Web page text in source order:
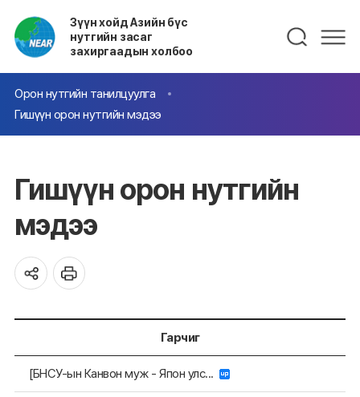
Зүүн хойд Азийн бүс
нутгийн засаг
захиргаадын холбоо
Орон нутгийн танилцуулга
Гишүүн орон нутгийн мэдээ
Гишүүн орон нутгийн
мэдээ
Гарчиг
[БНСУ-ын Канвон муж - Япон улс...